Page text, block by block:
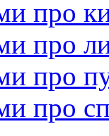
про
про
про
про